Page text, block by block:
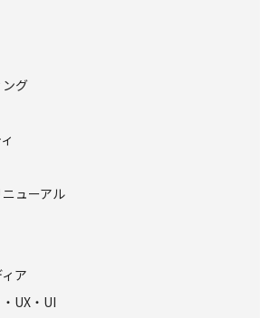
グ
ューアル
ア
UX・UI